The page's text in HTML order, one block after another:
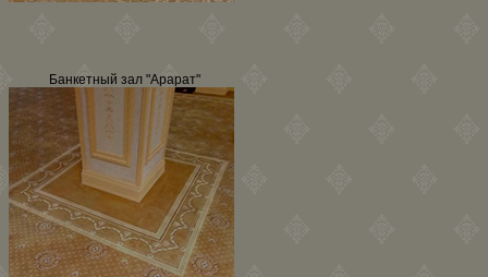
Банкетный зал "Арарат"